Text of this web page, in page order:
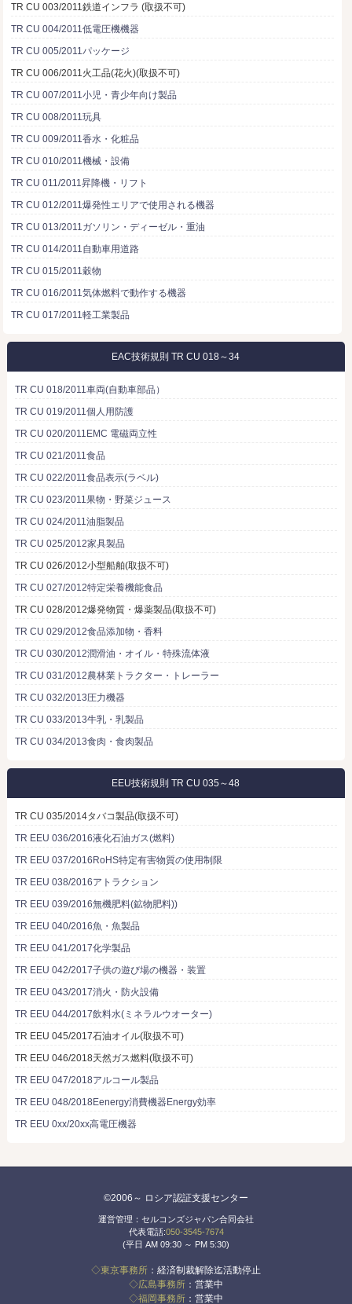
TR CU 003/2011鉄道インフラ (取扱不可)
TR CU 004/2011低電圧機機器
TR CU 005/2011パッケージ
TR CU 006/2011火工品(花火)(取扱不可)
TR CU 007/2011小児・青少年向け製品
TR CU 008/2011玩具
TR CU 009/2011香水・化粧品
TR CU 010/2011機械・設備
TR CU 011/2011昇降機・リフト
TR CU 012/2011爆発性エリアで使用される機器
TR CU 013/2011ガソリン・ディーゼル・重油
TR CU 014/2011自動車用道路
TR CU 015/2011穀物
TR CU 016/2011気体燃料で動作する機器
TR CU 017/2011軽工業製品
EAC技術規則 TR CU 018～34
TR CU 018/2011車両(自動車部品）
TR CU 019/2011個人用防護
TR CU 020/2011EMC 電磁両立性
TR CU 021/2011食品
TR CU 022/2011食品表示(ラベル)
TR CU 023/2011果物・野菜ジュース
TR CU 024/2011油脂製品
TR CU 025/2012家具製品
TR CU 026/2012小型船舶(取扱不可)
TR CU 027/2012特定栄養機能食品
TR CU 028/2012爆発物質・爆薬製品(取扱不可)
TR CU 029/2012食品添加物・香料
TR CU 030/2012潤滑油・オイル・特殊流体液
TR CU 031/2012農林業トラクター・トレーラー
TR CU 032/2013圧力機器
TR CU 033/2013牛乳・乳製品
TR CU 034/2013食肉・食肉製品
EEU技術規則 TR CU 035～48
TR CU 035/2014タバコ製品(取扱不可)
TR EEU 036/2016液化石油ガス(燃料)
TR EEU 037/2016RoHS特定有害物質の使用制限
TR EEU 038/2016アトラクション
TR EEU 039/2016無機肥料(鉱物肥料))
TR EEU 040/2016魚・魚製品
TR EEU 041/2017化学製品
TR EEU 042/2017子供の遊び場の機器・装置
TR EEU 043/2017消火・防火設備
TR EEU 044/2017飲料水(ミネラルウオーター)
TR EEU 045/2017石油オイル(取扱不可)
TR EEU 046/2018天然ガス燃料(取扱不可)
TR EEU 047/2018アルコール製品
TR EEU 048/2018Eenergy消費機器Energy効率
TR EEU 0xx/20xx高電圧機器
©2006～ ロシア認証支援センター
運営管理：セルコンズジャパン合同会社
代表電話:050-3545-7674
(平日 AM 09:30 ～ PM 5:30)
◇東京事務所 ：経済制裁解除迄活動停止
◇広島事務所 ：営業中
◇福岡事務所 ：営業中